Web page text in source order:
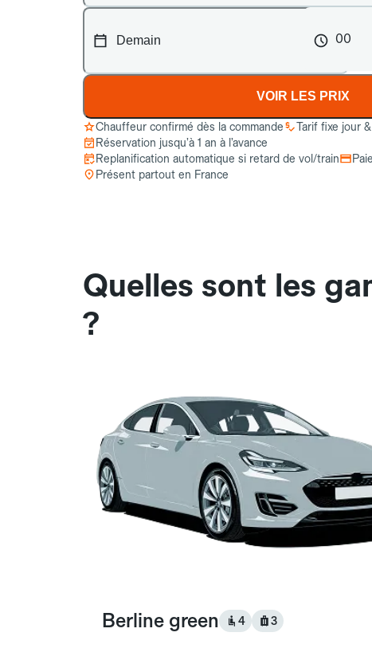
00
VOIR LES PRIX
Chauffeur confirmé dès la commande
Tarif fixe jour
Réservation jusqu’à 1 an à l’avance
Replanification automatique si retard de vol/train
Présent partout en France
Quelles sont les
?
Berline green 4 3